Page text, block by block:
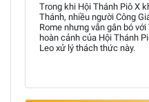
Trong khi Hội Thánh Piô X
Thánh, nhiều người Công
Rome nhưng vẫn gắn bó
hoàn cảnh của Hội Thánh
Leo xử lý thách thức này.